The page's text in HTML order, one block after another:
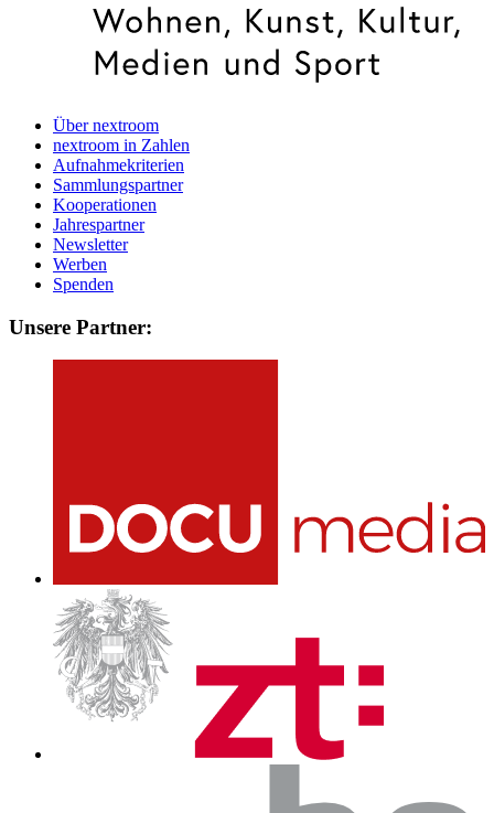
Über nextroom
nextroom in Zahlen
Aufnahmekriterien
Sammlungspartner
Kooperationen
Jahrespartner
Newsletter
Werben
Spenden
Unsere Partner: